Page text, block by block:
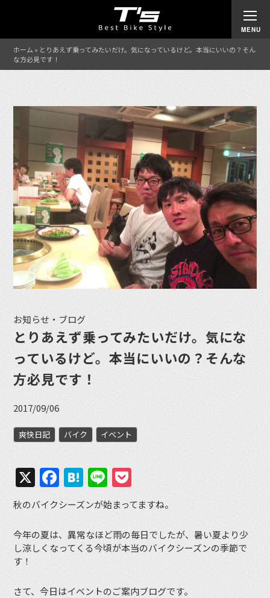
ホーム » とりあえず乗ってみたいだけ。気になっているけど。本当にいいの？そん
な方必見です！
お知らせ・ブログ
とりあえず乗ってみたいだけ。気にな
っているけど。本当にいいの？そんな
方必見です！
2017/09/06
爽快日記 バイク イベント
X Facebook
Hatena
Line
秋のバイクシーズンが始まってますね。
今年の夏は、異常なほど雨の毎日でしたが、暑い夏より少
し涼しくなってくる今頃が本当のバイクシーズンの季節で
す！
さて、今日はイベントのご案内ブログです。